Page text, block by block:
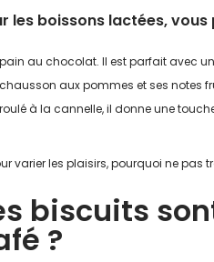
les boissons lactées,
pain au chocolat. Il est parfait avec
chausson aux pommes et ses notes
à la cannelle, il donne une
varier les plaisirs, pourquoi ne pas
biscuits
?